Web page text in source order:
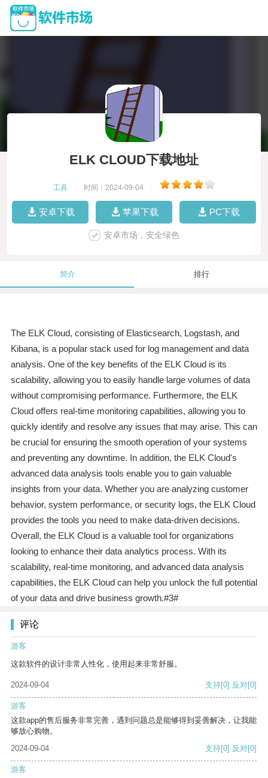
ELK CLOUD下载地址
工具 时间：2024-09-04
安卓下载 苹果下载 PC下载
安卓市场，安全绿色
简介 排行
The ELK Cloud, consisting of Elasticsearch, Logstash, and
Kibana, is a popular stack used for log management and data
analysis. One of the key benefits of the ELK Cloud is its
scalability, allowing you to easily handle large volumes of data
without compromising performance. Furthermore, the ELK
Cloud offers real-time monitoring capabilities, allowing you to
quickly identify and resolve any issues that may arise. This can
be crucial for ensuring the smooth operation of your systems
and preventing any downtime. In addition, the ELK Cloud's
advanced data analysis tools enable you to gain valuable
insights from your data. Whether you are analyzing customer
behavior, system performance, or security logs, the ELK Cloud
provides the tools you need to make data-driven decisions.
Overall, the ELK Cloud is a valuable tool for organizations
looking to enhance their data analytics process. With its
scalability, real-time monitoring, and advanced data analysis
capabilities, the ELK Cloud can help you unlock the full potential
of your data and drive business growth.#3#
评论
游客
这款软件的设计非常人性化，使用起来非常舒服。
2024-09-04 支持[0] 反对[0]
游客
这款app的售后服务非常完善，遇到问题总是能够得到妥善解决，让我能
够放心购物。
2024-09-04
支持[0] 反对[0]
游客